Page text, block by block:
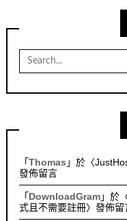
Search
for:
「Thomas 」於〈
發佈留言
「 DownloadGram」於
式且不需要註冊〉發佈留